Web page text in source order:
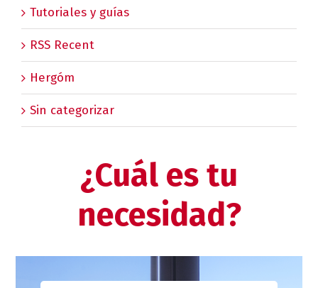
Tutoriales y guías
RSS Recent
Hergóm
Sin categorizar
¿Cuál es tu
necesidad?